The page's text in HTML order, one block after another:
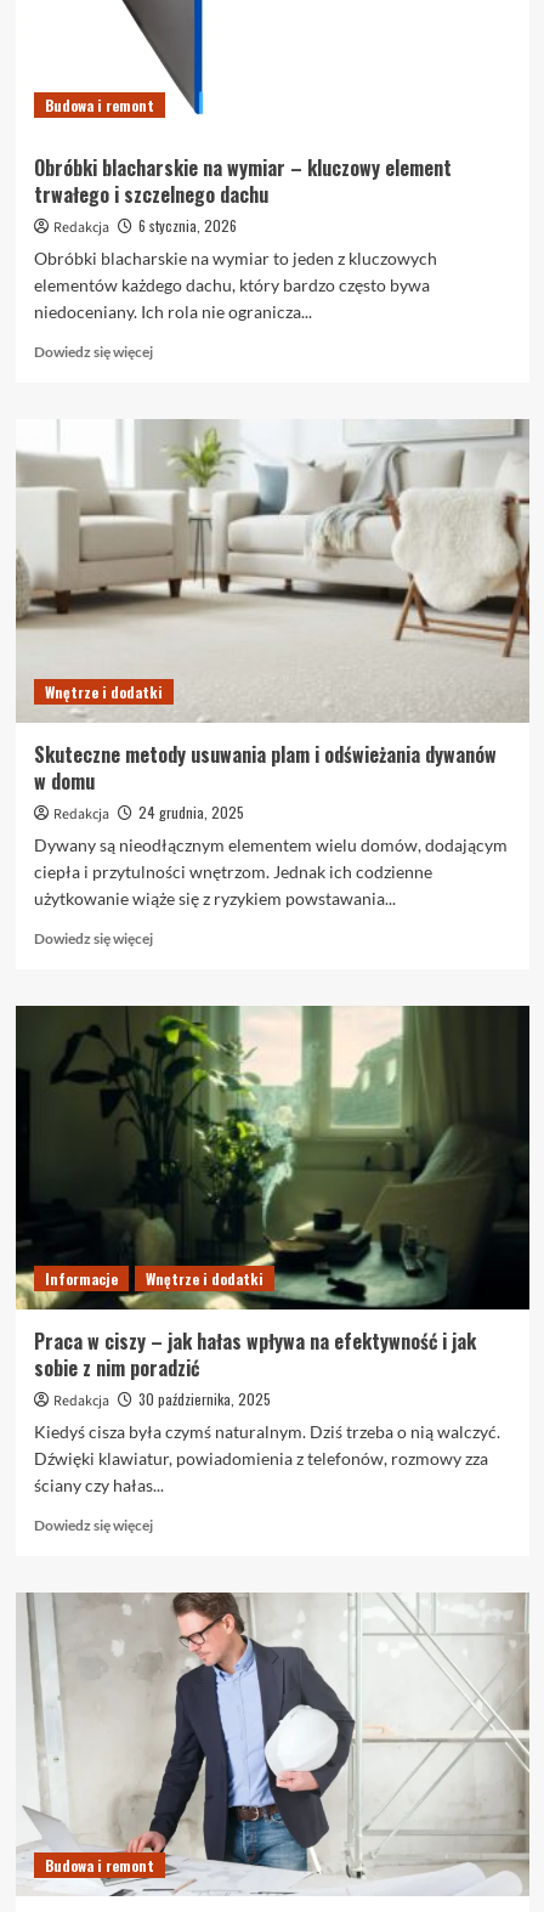
Budowa i remont
Obróbki blacharskie na wymiar – kluczowy element
trwałego i szczelnego dachu
Redakcja
6 stycznia, 2026
Obróbki blacharskie na wymiar to jeden z kluczowych
elementów każdego dachu, który bardzo często bywa
niedoceniany. Ich rola nie ogranicza...
Dowiedz się więcejDowiedz
o
Obróbki
blacharskie
na
wymiar
kluczowy
element
trwałego
Wnętrze i dodatki
Skuteczne metody usuwania plam i odświeżania dywanów
w domu
Redakcja
24 grudnia, 2025
Dywany są nieodłącznym elementem wielu domów, dodającym
ciepła i przytulności wnętrzom. Jednak ich codzienne
użytkowanie wiąże się z ryzykiem powstawania...
Dowiedz się więcejDowiedz
o
Skuteczne
metody
usuwania
plam
odświeżania
dywanów
domu
Informacje Wnętrze i dodatki
Praca w ciszy – jak hałas wpływa na efektywność i jak
sobie z nim poradzić
Redakcja
30 października, 2025
Kiedyś cisza była czymś naturalnym. Dziś trzeba o nią walczyć.
Dźwięki klawiatur, powiadomienia z telefonów, rozmowy zza
ściany czy hałas...
Dowiedz się więcejDowiedz
o
Praca
hałas
wpływa
na
efektywność
i
jak
sobie
z
Budowa i remont